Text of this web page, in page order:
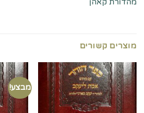
מוצרים קשורים
מבצע!